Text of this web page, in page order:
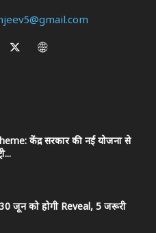
केंद्र सरकार की नई योजना से
जून को होगी Reveal, 5 जरूरी